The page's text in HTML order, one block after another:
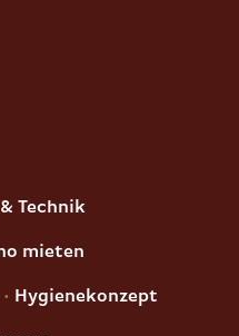
Technik
mieten
Hygienekonzept